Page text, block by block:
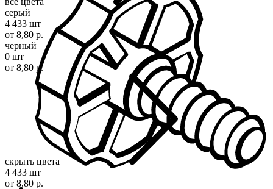
серый
4 433 шт
от 8,80 р.
черный
0 шт
от 8,80 р.
скрыть цвета
4 433 шт
от 8,80 р.